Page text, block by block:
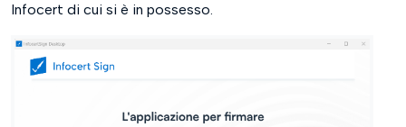
Infocert di cui si è in possesso.